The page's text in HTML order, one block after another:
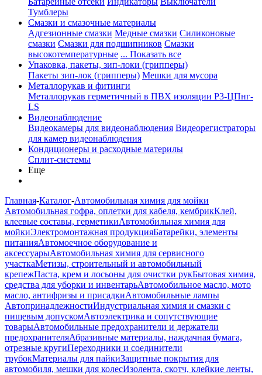
Тумблеры
Смазки и смазочные материалы
Адгезионные смазки Медные смазки Силиконовые
смазки Смазки для подшипников Смазки
высокотемпературные ... Показать все
Упаковка, пакеты, зип-локи (грипперы)
Пакеты зип-лок (грипперы) Мешки для мусора
Металлорукав и фитинги
Металлорукав герметичный в ПВХ изоляции Р3-ЦПнг-
LS
Видеонаблюдение
Видеокамеры для видеонаблюдения Видеорегистраторы
для камер видеонаблюдения
Кондиционеры и расходные материлы
Сплит-системы
Еще
Главная-Каталог-Автомобильная химия для мойки
Автомобильная гофра, оплетки для кабеля, кембрикКлей,
клеевые составы, герметикиАвтомобильная химия для
мойкиЭлектромонтажная продукцияБатарейки, элементы
питанияАвтомоечное оборудование и
аксессуарыАвтомобильная химия для сервисного
участкаМетизы, строительный и автомобильный
крепежПаста, крем и лосьоны для очистки рукБытовая химия,
средства для уборки и инвентарьАвтомобильное масло, мото
масло, антифризы и присадкиАвтомобильные лампы
АвтопринадлежностиИндустриальная химия и смазки с
пищевым допускомАвтоэлектрика и сопутствующие
товарыАвтомобильные предохранители и держатели
предохранителяАбразивные материалы, наждачная бумага,
отрезные кругиПереходники и соединители
трубокМатериалы для пайкиЗащитные покрытия для
автомобиля, мешки для колесИзолента, скотч, клейкие ленты,